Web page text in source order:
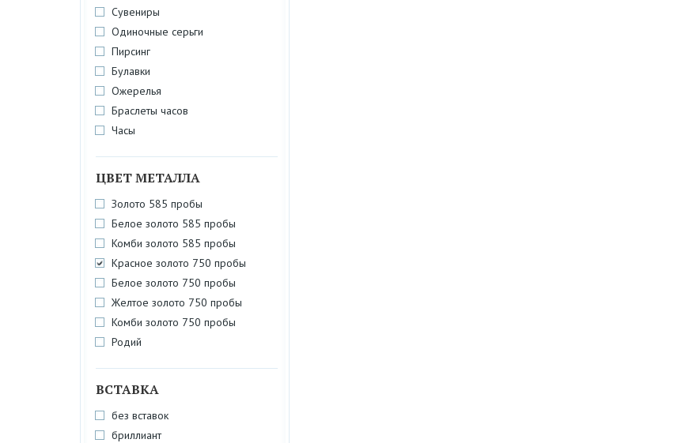
Сувениры
Одиночные серьги
Пирсинг
Булавки
Ожерелья
Браслеты часов
Часы
ЦВЕТ МЕТАЛЛА
Золото 585 пробы
Белое золото 585 пробы
Комби золото 585 пробы
Красное золото 750 пробы
Белое золото 750 пробы
Желтое золото 750 пробы
Комби золото 750 пробы
Родий
ВСТАВКА
без вставок
бриллиант